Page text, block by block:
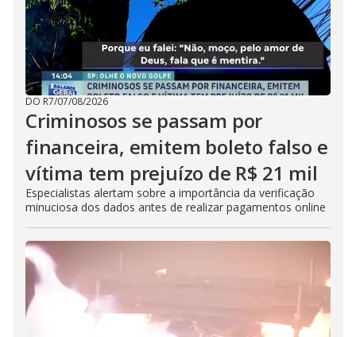
DO R7/07/08/2026
Criminosos se passam por
financeira, emitem boleto falso e
vítima tem prejuízo de R$ 21 mil
Especialistas alertam sobre a importância da verificação
minuciosa dos dados antes de realizar pagamentos online